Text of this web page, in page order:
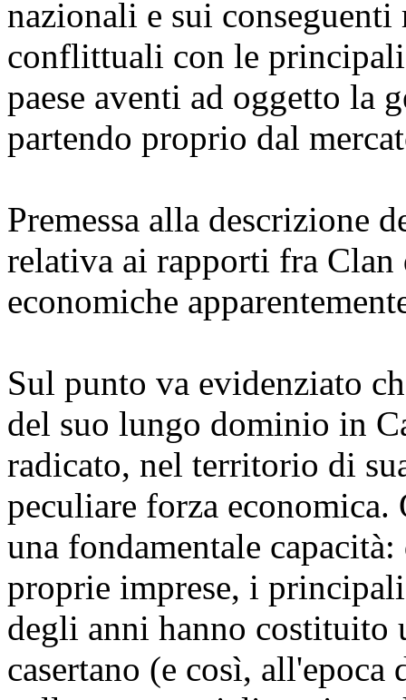
nazionali e sui
conflittuali con le
paese aventi ad oggetto la
partendo proprio dal
Premessa alla descrizione
relativa ai rapporti fra Clan
economiche
Sul punto va evidenziato
del suo lungo dominio in
radicato, nel territorio di
peculiare forza economica.
una fondamentale
proprie imprese, i
degli anni hanno
casertano (e così,